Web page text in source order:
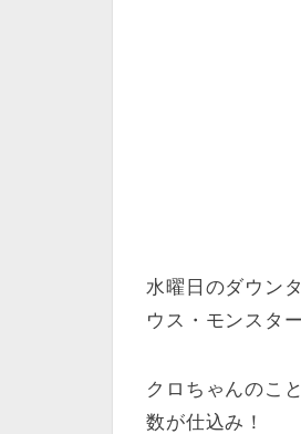
水曜日のダウン
ウス・モンスタ
クロちゃんのこ
数が仕込み！